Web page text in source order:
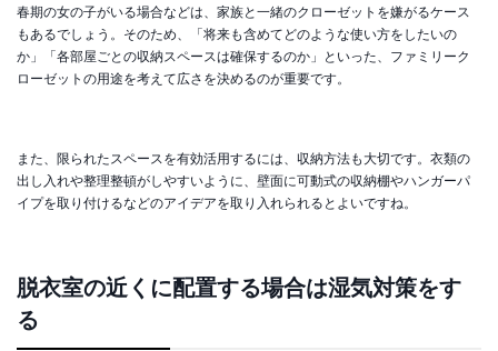
春期の女の子がいる場合などは、家族と一緒のクローゼットを嫌がるケース
もあるでしょう。そのため、「将来も含めてどのような使い方をしたいの
か」「各部屋ごとの収納スペースは確保するのか」といった、ファミリーク
ローゼットの用途を考えて広さを決めるのが重要です。
また、限られたスペースを有効活用するには、収納方法も大切です。衣類の
出し入れや整理整頓がしやすいように、壁面に可動式の収納棚やハンガーパ
イプを取り付けるなどのアイデアを取り入れられるとよいですね。
脱衣室の近くに配置する場合は湿気対策をす
る